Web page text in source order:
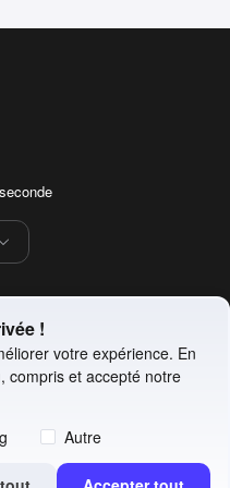
!
votre expérience. En
compris et accepté notre
Autre